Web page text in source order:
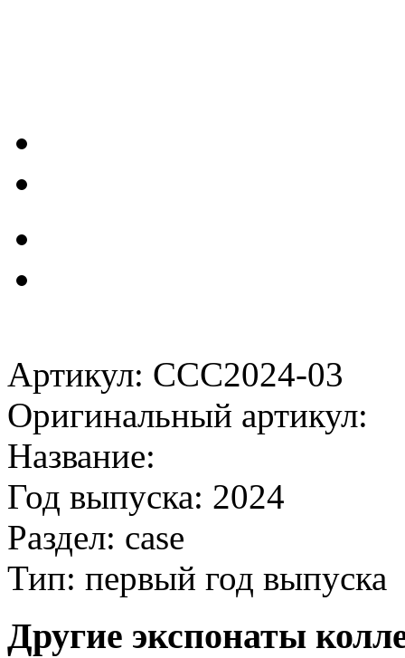
Артикул: CCC2024-03
Оригинальный артикул:
Название:
Год выпуска: 2024
Раздел: case
Тип: первый год выпуска
Другие экспонаты